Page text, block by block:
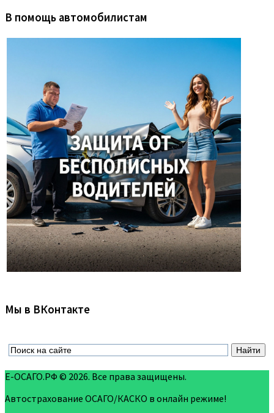
В помощь автомобилистам
Мы в ВКонтакте
Е-ОСАГО.РФ © 2026. Все права защищены.
Автострахование ОСАГО/КАСКО в онлайн режиме!